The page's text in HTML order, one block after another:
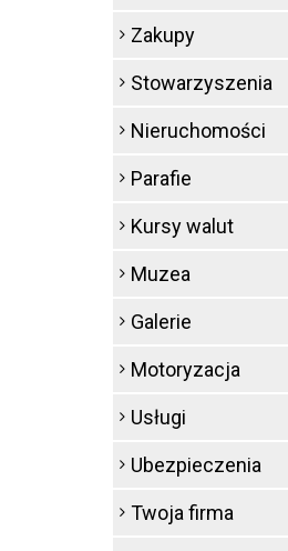
Zakupy
Stowarzyszenia
Nieruchomości
Parafie
Kursy walut
Muzea
Galerie
Motoryzacja
Usługi
Ubezpieczenia
Twoja firma